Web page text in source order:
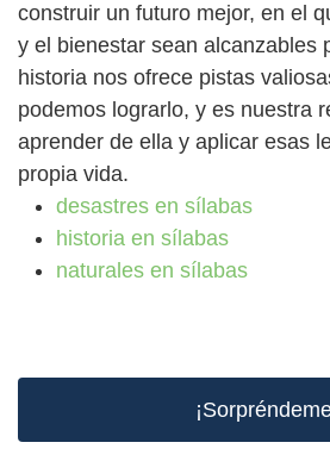
construir un futuro mejor, en el
y el bienestar sean alcanzables
historia nos ofrece pistas
podemos lograrlo, y es nuestra
aprender de ella y aplicar esas
propia vida.
desastres en sílabas
historia en sílabas
naturales en sílabas